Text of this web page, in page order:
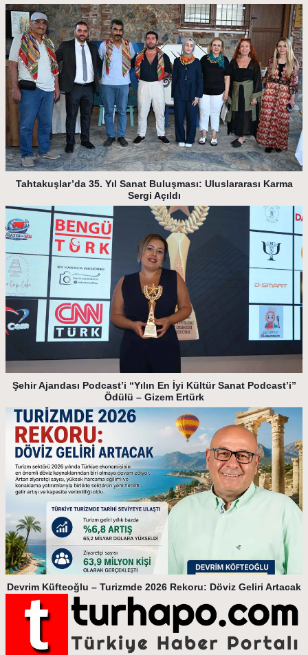
Tahtakuşlar’da 35. Yıl Sanat Buluşması: Uluslararası Karma
Sergi Açıldı
Şehir Ajandası Podcast’i “Yılın En İyi Kültür Sanat Podcast’i”
Ödülü – Gizem Ertürk
Devrim Küfteoğlu – Turizmde 2026 Rekoru: Döviz Geliri Artacak